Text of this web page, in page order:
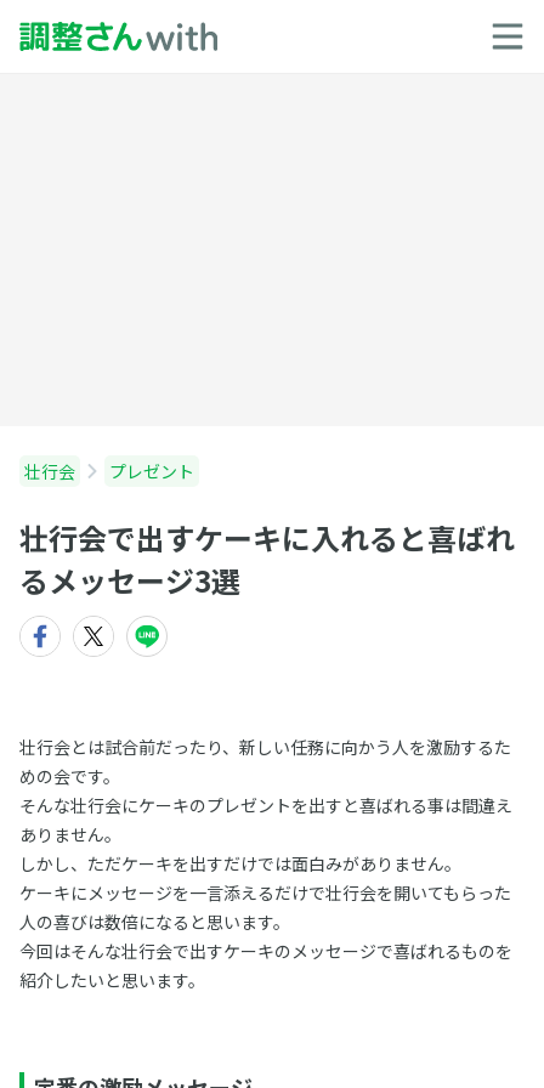
壮行会 プレゼント
壮行会で出すケーキに入れると喜ばれ
るメッセージ3選
壮行会とは試合前だったり、新しい任務に向かう人を激励するた
めの会です。
そんな壮行会にケーキのプレゼントを出すと喜ばれる事は間違え
ありません。
しかし、ただケーキを出すだけでは面白みがありません。
ケーキにメッセージを一言添えるだけで壮行会を開いてもらった
人の喜びは数倍になると思います。
今回はそんな壮行会で出すケーキのメッセージで喜ばれるものを
紹介したいと思います。